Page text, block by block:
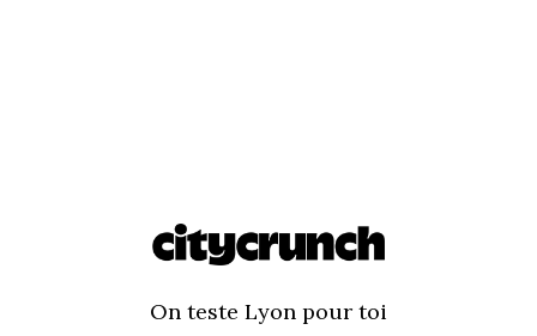
On teste Lyon pour toi